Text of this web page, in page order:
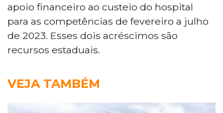
apoio financeiro ao custeio do hospital
para as competências de fevereiro a julho
de 2023. Esses dois acréscimos são
recursos estaduais.
VEJA TAMBÉM